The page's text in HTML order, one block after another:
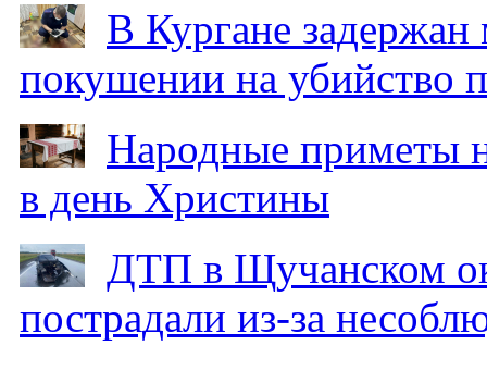
В Кургане
покушении на убийство
Народные приметы
в день Христины
ДТП в Щучанском
пострадали из-за